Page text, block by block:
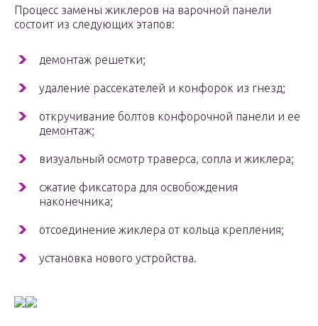
Процесс замены жиклеров на варочной панели
состоит из следующих этапов:
демонтаж решетки;
удаление рассекателей и конфорок из гнезд;
откручивание болтов конфорочной панели и ее
демонтаж;
визуальный осмотр траверса, сопла и жиклера;
сжатие фиксатора для освобождения
наконечника;
отсоединение жиклера от кольца крепления;
установка нового устройства.